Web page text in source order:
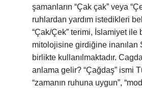
şamanların “Çak çak” veya
ruhlardan yardım istedikleri
“Çak/Çek” terimi, İslamiyet ile
mitolojisine girdiğine inanılan
birlikte kullanılmaktadır.
anlama gelir? “Çağdaş” ismi
“zamanın ruhuna uygun”,